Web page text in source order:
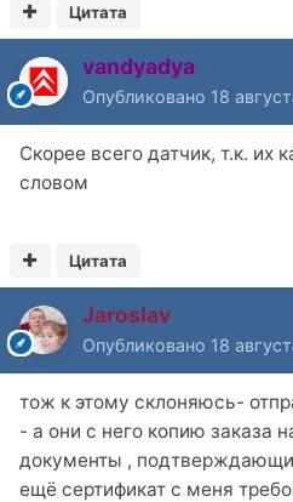
Цитата
vandyadya
Опубликовано 18
Скорее всего датчик, т.к. их
словом
Цитата
Jaroslav
Опубликовано 18
тож к этому склоняюсь-
- а они с него копию заказа
документы ,
ещё сертификат с меня